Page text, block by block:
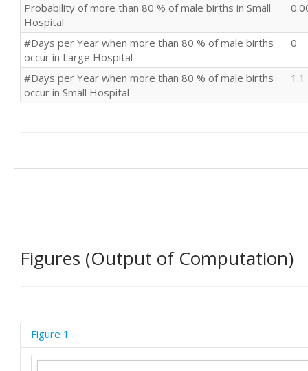
Probability of more than 80 % of male births in Small
Hospital
#Days per Year when more than 80 % of male births
occur in Large Hospital
0
#Days per Year when more than 80 % of male births
occur in Small Hospital
1.1
Figures (Output of Computation)
Figure 1